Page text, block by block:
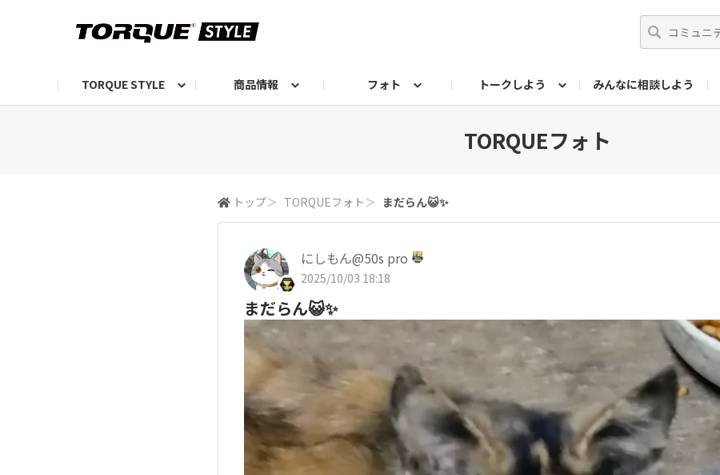
TORQUE STYLE 商品情報 フォト トークしよう みんなに相談しよう
TORQUEフォト
トップ＞ TORQUEフォト ＞ まだらん😺✨
にしもん@50s pro
2025/10/03 18:18
まだらん😺✨